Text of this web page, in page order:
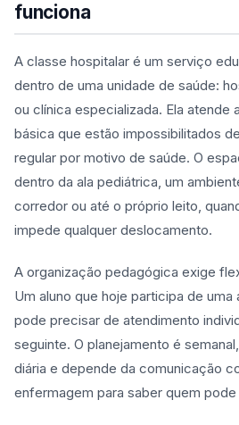
funciona
A classe hospitalar é um serviço
dentro de uma unidade de saúde:
ou clínica especializada. Ela atende
básica que estão impossibilitados
regular por motivo de saúde. O
dentro da ala pediátrica, um
corredor ou até o próprio leito,
impede qualquer deslocamento.
A organização pedagógica exige
Um aluno que hoje participa de
pode precisar de atendimento
seguinte. O planejamento é
diária e depende da comunicação
enfermagem para saber quem